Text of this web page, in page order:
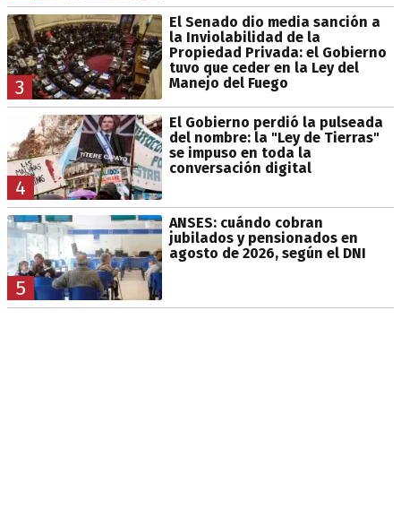
3
El Senado dio media sanción a
la Inviolabilidad de la
Propiedad Privada: el Gobierno
tuvo que ceder en la Ley del
Manejo del Fuego
4
El Gobierno perdió la pulseada
del nombre: la "Ley de Tierras"
se impuso en toda la
conversación digital
5
ANSES: cuándo cobran
jubilados y pensionados en
agosto de 2026, según el DNI